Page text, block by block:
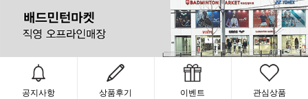
공지사항 상품후기 이벤트 관심상품